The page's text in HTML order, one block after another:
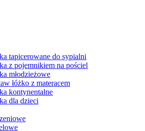
tapicerowane do sypialni
z pojemnikiem na pościel
młodzieżowe
łóżko z materacem
kontynentalne
dla dzieci